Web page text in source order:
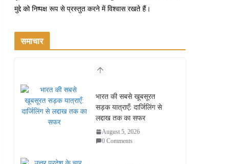
मुद्दे को निष्पक्ष रूप से प्रस्तुत करने में विश्वास रखते हैं।
समाचार
भारत की सबसे खूबसूरत
सड़क यात्राएँ: दार्जिलिंग से
लद्दाख तक का सफर
August 5, 2026
0 Comments